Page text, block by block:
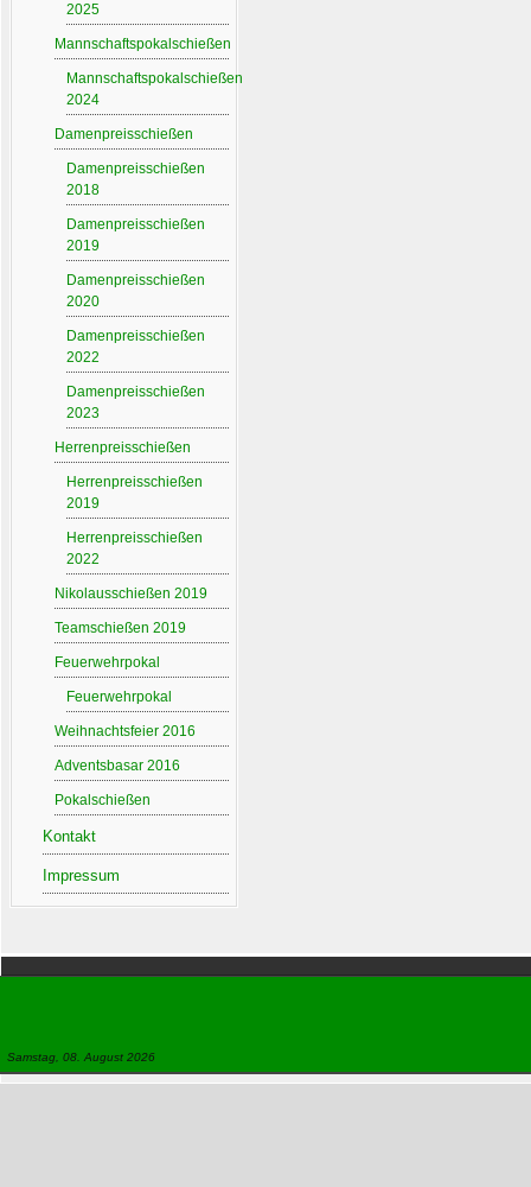
2025
Mannschaftspokalschießen
Mannschaftspokalschießen
2024
Damenpreisschießen
Damenpreisschießen
2018
Damenpreisschießen
2019
Damenpreisschießen
2020
Damenpreisschießen
2022
Damenpreisschießen
2023
Herrenpreisschießen
Herrenpreisschießen
2019
Herrenpreisschießen
2022
Nikolausschießen 2019
Teamschießen 2019
Feuerwehrpokal
Feuerwehrpokal
Weihnachtsfeier 2016
Adventsbasar 2016
Pokalschießen
Kontakt
Impressum
Samstag, 08. August 2026